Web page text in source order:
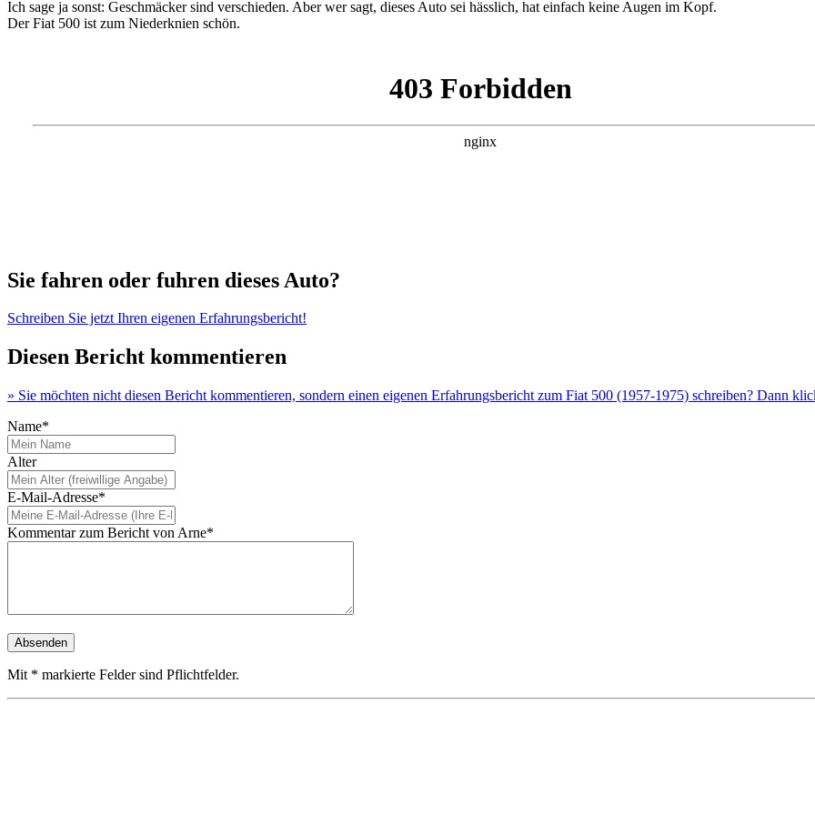
Ich sage ja sonst: Geschmäcker sind verschieden. Aber wer sagt, dieses Auto sei hässlich, hat einfach keine Augen im Kopf.
Der Fiat 500 ist zum Niederknien schön.
Sie fahren oder fuhren dieses Auto?
Schreiben Sie jetzt Ihren eigenen Erfahrungsbericht!
Diesen Bericht kommentieren
» Sie möchten nicht diesen Bericht kommentieren, sondern einen eigenen Erfahrungsbericht zum Fiat 500 (1957-1975) schreiben? Dann
Name*
Alter
E-Mail-Adresse*
Kommentar zum Bericht von Arne*
Mit * markierte Felder sind Pflichtfelder.